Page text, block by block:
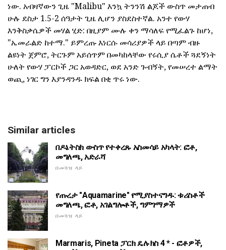
ነው. አብዛኛውን ጊዜ "Malibu" እንኳ ትንንሽ ልጆች ውስጥ መታጠብ
ሁሉ ደስታ 1.5-2 ሰዓታት ጊዜ ሊሆን ያስደስተኛል. አንተ የውሃ
እንቅስቃሴዎች መሃል ሂድ: በዚያም ሙሉ ቀን ማሳለፍ የሚፈልጉ ከሆነ,
"ኤመራልድ ከተማ." ይምረጡ እነርሱ መሳሪያዎች ላይ በጣም ብዙ
ልዩነት ጀምሮ, ትርጉም አይሰጥም በመካከላቸው የሩሲያ ሴቶች ጓደኝነት
ሁለት የውሃ ፓርኮች ጋር አወዳድር, ወደ አንድ ጉብኝት, የመሠረተ ልማት
ወጪ, ነገር ግን እያንዳንዱ ክፍል በቂ ጥሩ ነው.
Similar articles
በዶኔትስክ ውስጥ የተቀረጹ አስመሳይ አካላት: ፎቶ,
መግለጫ, አድራሻ
በመጓዝ ላይ
የጡረታ "Aquamarine" የሚያስተናግዱ: ቱሪስቶች
መግለጫ, ፎቶ, አገልግሎቶች, ግምገማዎች
በመጓዝ ላይ
Marmaris, Pineta ፓርክ ዴሉክስ 4 * - ፎቶዎች,